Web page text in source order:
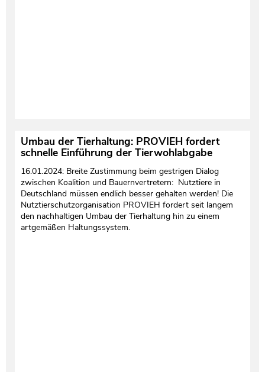
Umbau der Tierhaltung: PROVIEH fordert
schnelle Einführung der Tierwohlabgabe
16.01.2024: Breite Zustimmung beim gestrigen Dialog
zwischen Koalition und Bauernvertretern: Nutztiere in
Deutschland müssen endlich besser gehalten werden! Die
Nutztierschutzorganisation PROVIEH fordert seit langem
den nachhaltigen Umbau der Tierhaltung hin zu einem
artgemäßen Haltungssystem.